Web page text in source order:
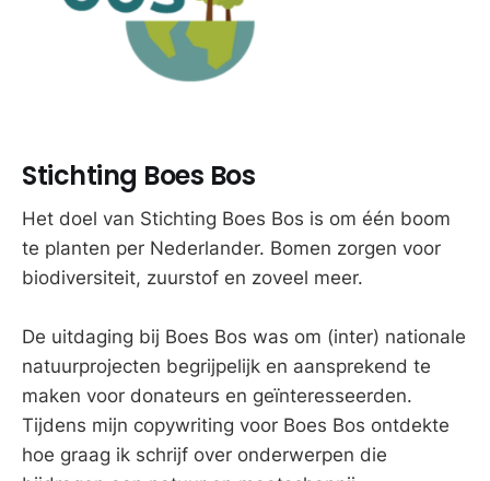
Stichting Boes Bos
Het doel van Stichting Boes Bos is om één boom
te planten per Nederlander. Bomen zorgen voor
biodiversiteit, zuurstof en zoveel meer.
De uitdaging bij Boes Bos was om (inter) nationale
natuurprojecten begrijpelijk en aansprekend te
maken voor donateurs en geïnteresseerden.
Tijdens mijn copywriting voor Boes Bos ontdekte
hoe graag ik schrijf over onderwerpen die